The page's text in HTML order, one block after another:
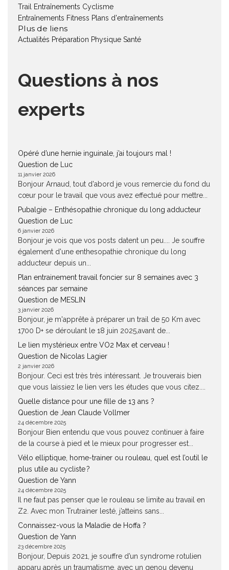
Trail
Entraînements Cyclisme
Entraînements Fitness Plans d'entraînements
Plus de liens
Actualités Préparation Physique Santé
Questions à nos
experts
Opéré d’une hernie inguinale, j’ai toujours mal !
Question de Luc
11 janvier 2026
Bonjour Arnaud, tout d'abord je vous remercie du fond du
cœur pour le travail que vous avez effectué pour mettre...
Pubalgie – Enthésopathie chronique du long adducteur
Question de Luc
6 janvier 2026
Bonjour je vois que vos posts datent un peu.... Je souffre
également d'une enthesopathie chronique du long
adducteur depuis un...
Plan entrainement travail foncier sur 8 semaines avec 3
séances par semaine
Question de MESLIN
3 janvier 2026
Bonjour, je m'apprête à préparer un trail de 50 Km avec
1700 D+ se déroulant le 18 juin 2025,avant de...
Le lien mystérieux entre VO2 Max et cerveau !
Question de Nicolas Lagier
2 janvier 2026
Bonjour. Ceci est très très intéressant. Je trouverais bien
que vous laissiez le lien vers les études que vous citez....
Quelle distance pour une fille de 13 ans ?
Question de Jean Claude Vollmer
24 décembre 2025
Bonjour Bien entendu que vous pouvez continuer à faire
de la course à pied et le mieux pour progresser est...
Vélo elliptique, home-trainer ou rouleau, quel est l’outil le
plus utile au cycliste ?
Question de Yann
24 décembre 2025
Il ne faut pas penser que le rouleau se limite au travail en
Z2. Avec mon Trutrainer lesté, j’atteins sans...
Connaissez-vous la Maladie de Hoffa ?
Question de Yann
23 décembre 2025
Bonjour, Depuis 2021, je souffre d’un syndrome rotulien
apparu après un traumatisme, avec un genou devenu